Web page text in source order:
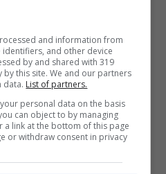
supercar
le autostrade più
un gran numero di
è andato storto.
una telecamera
che seguiva, che ci ha
come sono
and information from
and other device
by and shared with 319
this site. We and our partners
data. List of partners.
personal data on the basis
can object to by managing
link at the bottom of this page
or withdraw consent in privacy